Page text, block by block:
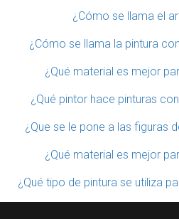
¿Cómo se llama el
¿Cómo se llama la pintura
¿Qué material es mejor
¿Qué pintor hace pinturas
¿Que se le pone a las figuras
¿Qué material es mejor
¿Qué tipo de pintura se utiliza